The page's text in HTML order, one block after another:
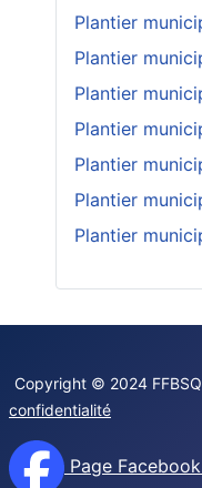
Plantier
Plantier
Plantier
Plantier
Plantier
Plantier
Plantier
Copyright © 2024
confidentialité
Page